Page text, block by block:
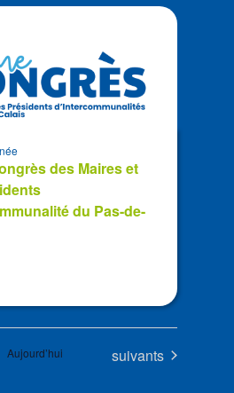
des Maires et
du Pas-de-
Aujourd’hui Évènements
suivants